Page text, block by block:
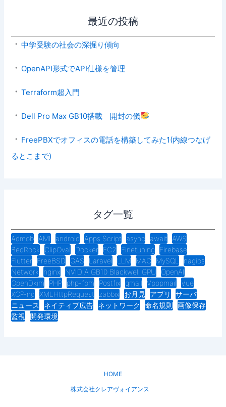
最近の投稿
中学受験の社会の深掘り傾向
OpenAPI形式でAPI仕様を管理
Terraform超入門
Dell Pro Max GB10搭載 開封の儀
FreePBXでオフィスの電話を構築してみた1(内線つなげ
るとこまで)
タグ一覧
Admob AMI android Apps Script async await
AWS
BedRock
ClipOval Docker EC2 Finetuning
Firebase
Flutter
FreeBSD GAS Laravel LLM MAC MySQL
nagios
Network
nginx NVIDIA GB10 Blackwell GPU
OpenAI
OpenDkim
PHP php-fpm Postfix qmail Vpopmail
Vue
XCP-ng
XMLHttpRequest zabbix お月見 アプリ
サーバ
ニュース
ネイティブ広告 ネットワーク 命名規則
画像保存
監視
開発環境
HOME
株式会社クレアヴォイアンス